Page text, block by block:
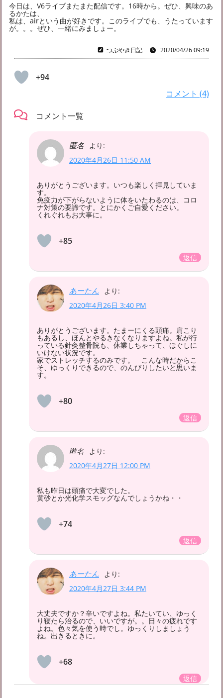
今日は、V6ライブまたまた配信です。16時から。ぜひ、興味のあ
るかたは、
私は、airという曲が好きです。このライブでも、うたっています
が。。。ぜひ、一緒にみましょー。
つぶやき日記 2020/04/26 09:19
+94
コメント (4)
コメント一覧
匿名 より:
2020年4月26日 11:50 AM
ありがとうございます。いつも楽しく拝見していま
す。
免疫力が下がらないように体をいたわるのは、コロ
ナ対策の要諦です。とにかくご自愛ください。
くれぐれもお大事に。
+85
返信
あーたん
より:
2020年4月26日 3:40 PM
ありがとうございます。たまーにくる頭痛。肩こり
もあるし、ほんとやるきなくなりますよね。私が行
っている針灸整骨院も、休業しちゃって、ほぐしに
いけない状況です。
家でストレッチするのみです。 こんな時だからこ
そ、ゆっくりできるので、のんびりしたいと思いま
す。
+80
返信
匿名 より:
2020年4月27日 12:00 PM
私も昨日は頭痛で大変でした。
黄砂とか光化学スモッグなんでしょうかね・・
+74
返信
あーたん
より:
2020年4月27日 3:44 PM
大丈夫ですか？辛いですよね。私たいてい、ゆっく
り寝たら治るので、いいですが。。日々の疲れです
よね。色々気を使う時でし。ゆっくりしましょう
ね。出きるときに。
+68
返信